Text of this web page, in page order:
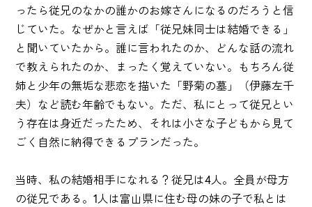
ったら従兄のなかの誰かのお嫁さんになるのだろうと信
じていた。なぜかと言えば「従兄妹同士は結婚できる」
と聞いていたから。誰に言われたのか、どんな話の流れ
で教えられたのか、まったく覚えていない。もちろん従
姉と少年の無垢な悲恋を描いた「野菊の墓」（伊藤左千
夫）など読む年齢でもない。ただ、私にとって従兄とい
う存在は身近だったため、それは小さな子どもから見て
ごく自然に納得できるプランだった。
当時、私の結婚相手になれる？従兄は4人。全員が母方
の従兄である。1人は富山県に住む母の妹の子で私とは